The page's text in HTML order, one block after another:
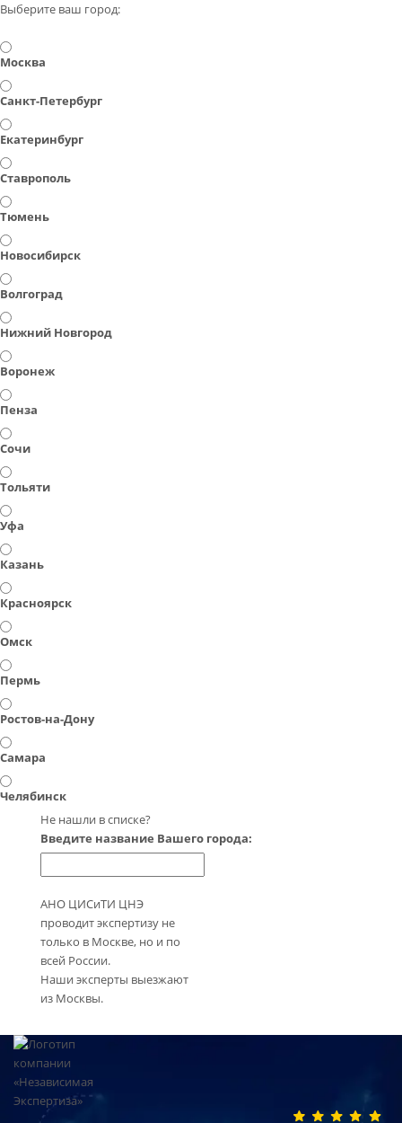
Выберите ваш город:
Москва
Санкт-Петербург
Екатеринбург
Ставрополь
Тюмень
Новосибирск
Волгоград
Нижний Новгород
Воронеж
Пенза
Сочи
Тольяти
Уфа
Казань
Красноярск
Омск
Пермь
Ростов-на-Дону
Самара
Челябинск
Не нашли в списке?
Введите название Вашего города:
АНО ЦИСиТИ ЦНЭ
проводит экспертизу не
только в Москве, но и по
всей России.
Наши эксперты выезжают
из Москвы.